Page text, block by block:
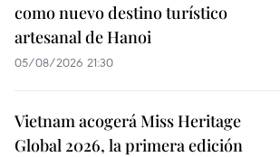
como nuevo destino turístico
artesanal de Hanoi
05/08/2026 21:30
Vietnam acogerá Miss Heritage
Global 2026, la primera edición